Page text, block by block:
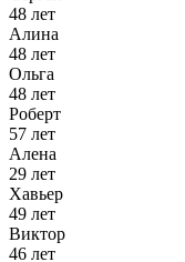
48 лет
Алина
48 лет
Ольга
48 лет
Роберт
57 лет
Алена
29 лет
Хавьер
49 лет
Виктор
46 лет